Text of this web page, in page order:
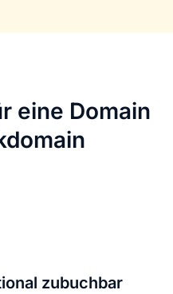
eine Domain
zubuchbar